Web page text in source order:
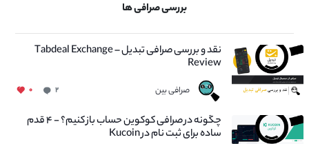
بررسی صرافی ها
نقد و بررسی صرافی تبدیل – Tabdeal Exchange
Review
صرافی بین ۲ ۰
چگونه در صرافی کوکوین حساب باز کنیم؟ - ۴ قدم
ساده برای ثبت نام در Kucoin